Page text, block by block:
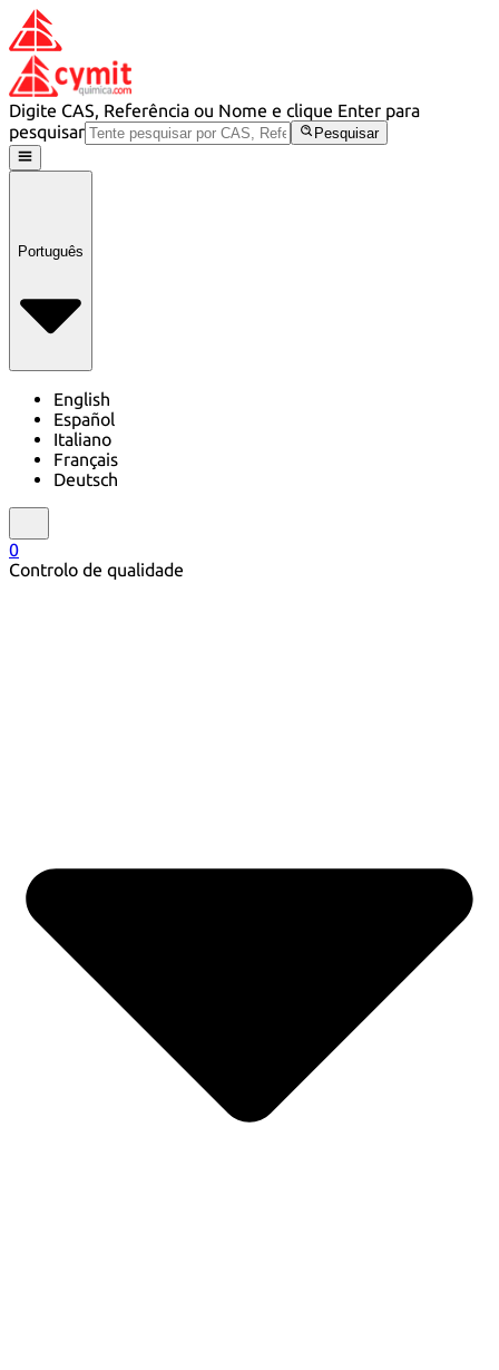
Digite CAS, Referência ou Nome e clique Enter para
pesquisar
Pesquisar
Português
English
Español
Italiano
Français
Deutsch
0
Controlo de qualidade